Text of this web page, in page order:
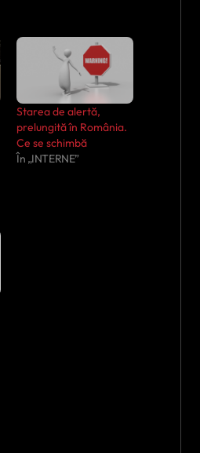
Starea de alertă,
prelungită în România.
Ce se schimbă
În „INTERNE”